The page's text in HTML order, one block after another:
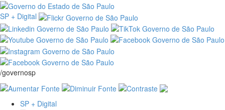
SP + Digital
/governosp
SP + Digital